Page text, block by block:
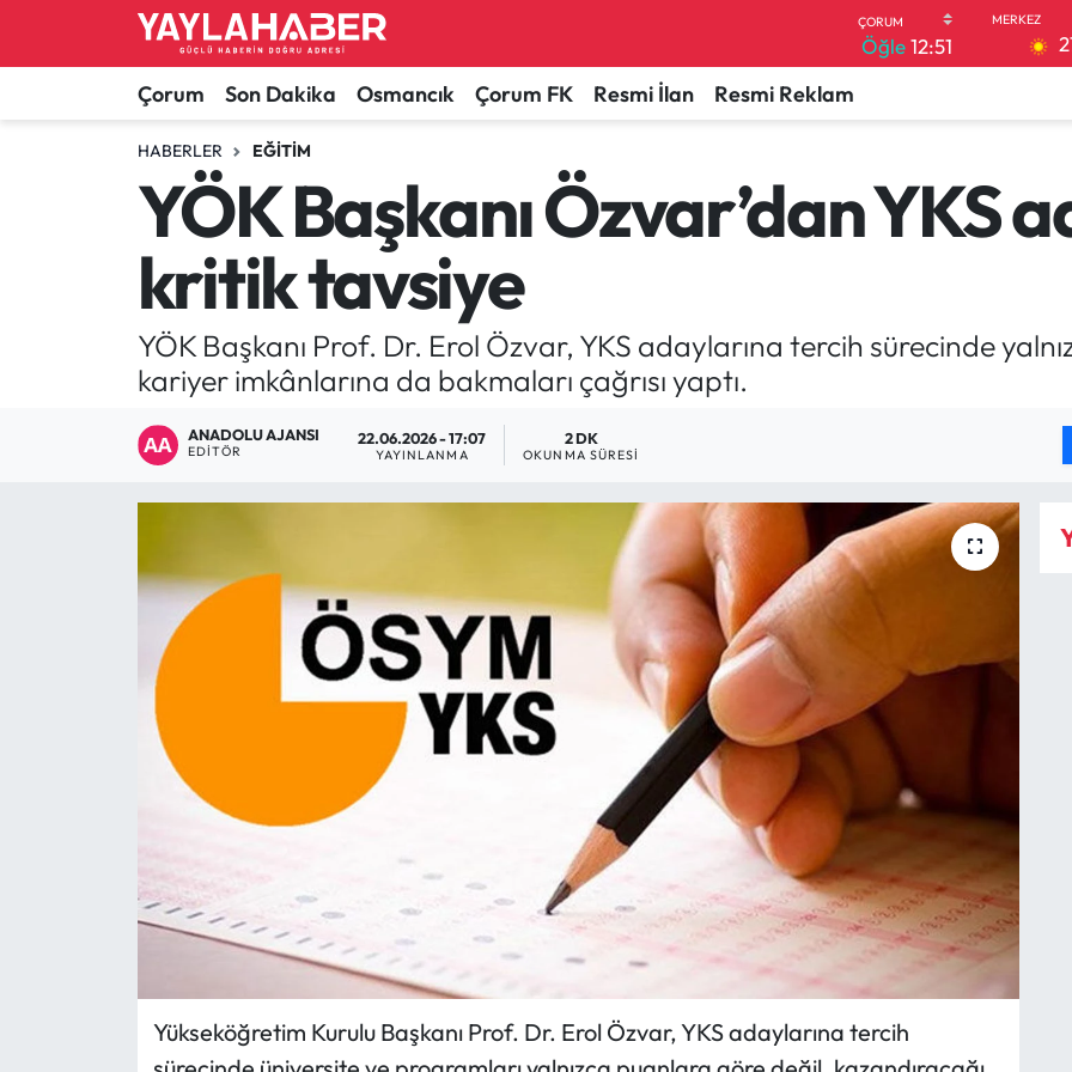
Öğle12:51
Çorum Son Dakika Osmancık Çorum FK Resmi İlan Resmi Reklam
HABERLER EĞITIM
YÖK Başkanı Özvar’dan YKS
kritik tavsiye
YÖK Başkanı Prof. Dr. Erol Özvar, YKS adaylarına tercih sürecinde
kariyer imkânlarına da bakmaları çağrısı yaptı.
ANADOLU AJANSI
EDITÖR
22.06.2026 - 17:07
YAYINLANMA
2 DK
OKUNMA SÜRESI
Yükseköğretim Kurulu Başkanı Prof. Dr. Erol Özvar, YKS adaylarına tercih
Alaca Haberleri
Bayat Haberleri
Bilgi - Keşfet Haberleri
Bilim ve Teknoloji
Boğazkale Haberleri
Çorum Haberleri
Çorum Son Dakika Haberleri
İskilip Haberleri
Laçin Haberleri
Çorum Nöbetçi Eczaneler
Çorum Hava Durumu
Çorum Namaz Vakitleri
Çorum Trafik Yoğunluk Haritası
TFF 1.Lig Puan Durumu ve Fikstür
Tüm Manşetler
Son Dakika Haberleri